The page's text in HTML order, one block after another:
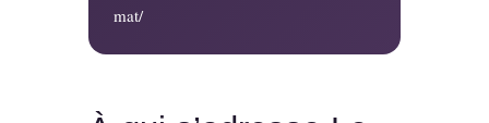
mat/